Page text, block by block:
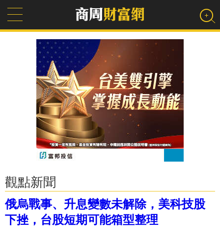
觀點新聞
俄烏戰事、升息變數未解除，美科技股
下挫，台股短期可能箱型整理